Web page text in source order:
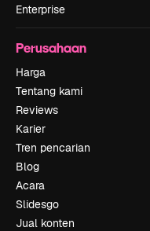
Enterprise
Perusahaan
Harga
Tentang kami
Reviews
Karier
Tren pencarian
Blog
Acara
Slidesgo
Jual konten